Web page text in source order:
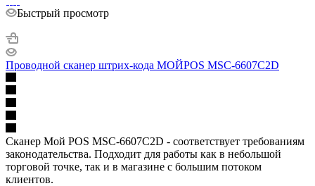
Быстрый просмотр
Проводной сканер штрих-кода МОЙPOS MSC-6607C2D
Сканер Мой POS MSC-6607C2D - соответствует требованиям
законодательства. Подходит для работы как в небольшой
торговой точке, так и в магазине с большим потоком
клиентов.